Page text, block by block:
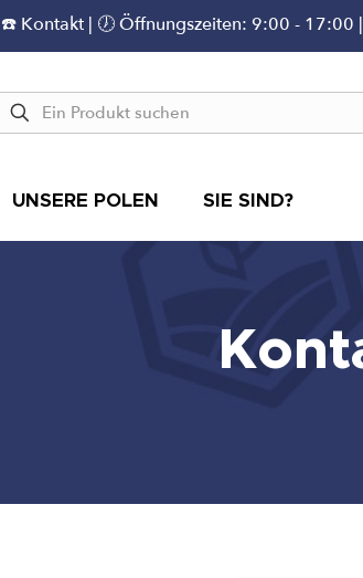
☎️ Kontakt | 🕖 Öffnungszeiten: 9:00 - 17:00
UNSERE POLEN SIE SIND?